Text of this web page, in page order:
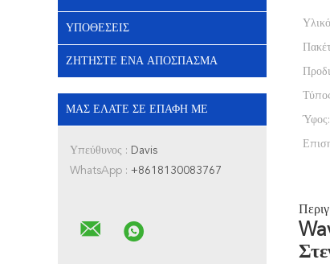
ΥΠΟΘΈΣΕΙΣ
ΖΗΤΉΣΤΕ ΈΝΑ ΑΠΌΣΠΑΣΜΑ
ΜΑΣ ΕΛΆΤΕ ΣΕ ΕΠΑΦΉ ΜΕ
Υπεύθυνος : Davis
WhatsApp : +8618130083767
Ύφος: